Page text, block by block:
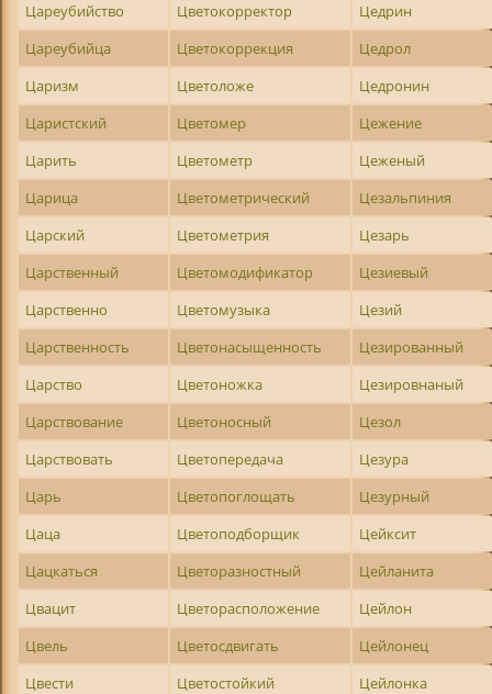
Цареубийство
Цветокорректор
Цедрин
Цареубийца
Цветокоррекция
Цедрол
Царизм
Цветоложе
Цедронин
Царистский
Цветомер
Цежение
Царить
Цветометр
Цеженый
Царица
Цветометрический
Цезальпиния
Царский
Цветометрия
Цезарь
Царственный
Цветомодификатор
Цезиевый
Царственно
Цветомузыка
Цезий
Царственность
Цветонасыщенность
Цезированный
Царство
Цветоножка
Цезировнаный
Царствование
Цветоносный
Цезол
Царствовать
Цветопередача
Цезура
Царь
Цветопоглощать
Цезурный
Цаца
Цветоподборщик
Цейксит
Цацкаться
Цветоразностный
Цейланита
Цвацит
Цветорасположение
Цейлон
Цвель
Цветосдвигать
Цейлонец
Цвести
Цветостойкий
Цейлонка